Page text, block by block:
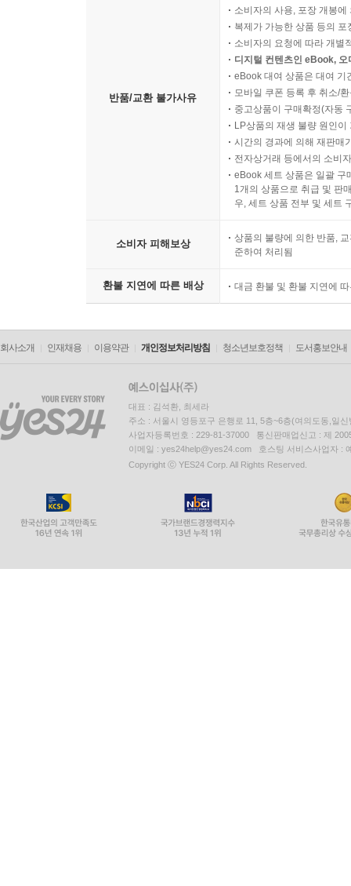
반품/교환 불가사유
소비자의 사용, 포장 개봉
복제가 가능한 상품 등의
소비자의 요청에 따라 개별
디지털 컨텐츠인 eBook,
eBook 대여 상품은 대여 기
모바일 쿠폰 등록 후 취소/
중고상품이 구매확정(자동
LP상품의 재생 불량 원인
시간의 경과에 의해 재판매
전자상거래 등에서의 소비
eBook 세트 상품은 일괄 구
1개의 상품으로 취급 및 판
우, 세트 상품 전부 및 세트
소비자 피해보상
상품의 불량에 의한 반품,
준하여 처리됨
환불 지연에 따른 배상 대금 환불 및 환불 지연에
회사소개 인재채용 이용약관 개인정보처리방침 청소년보호정책 도서홍보안내
대표 : 김석환, 최세라
주소 : 서울시 영등포구 은행로 11, 5층~6층(여의도동,일신
사업자등록번호 : 229-81-37000 통신판매업신고 : 제
이메일 : yes24help@yes24.com 호스팅 서비스사업자 :
Copyright ⓒ YES24 Corp. All Rights Reserved.